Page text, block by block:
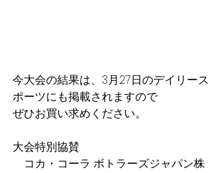
今大会の結果は、3月27日のデイリース
ポーツにも掲載されますので
ぜひお買い求めください。
大会特別協賛
コカ・コーラ ボトラーズジャパン株